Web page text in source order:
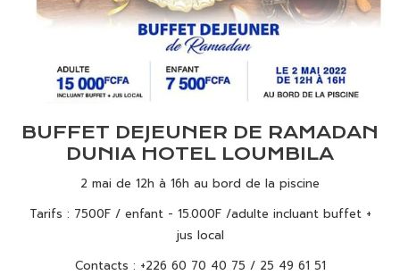
BUFFET DEJEUNER DE RAMADAN
DUNIA HOTEL LOUMBILA
2 mai de 12h à 16h au bord de la piscine
Tarifs : 7500F / enfant - 15.000F /adulte incluant buffet +
jus local
Contacts : +226 60 70 40 75 / 25 49 61 51